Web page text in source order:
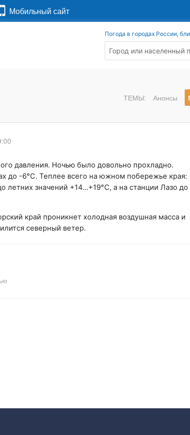
Мобильный сайт
Погода в городах России,
ТЕМЫ: Анонсы
давления. Ночью было довольно прохладно.
до -6°C. Теплее всего на южном побережье края:
летних значений +14…+19°C, а на станции Лазо до
край проникнет холодная воздушная масса и
северный ветер.